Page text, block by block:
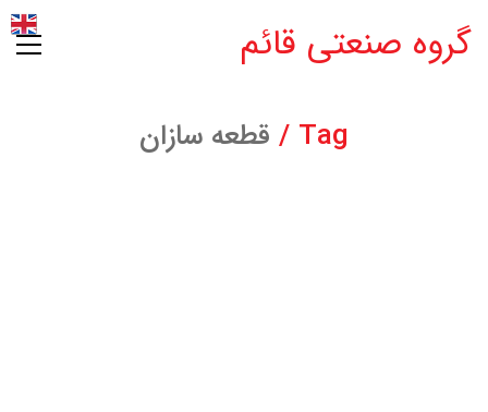
گروه صنعتی قائم
Tag / قطعه سازان